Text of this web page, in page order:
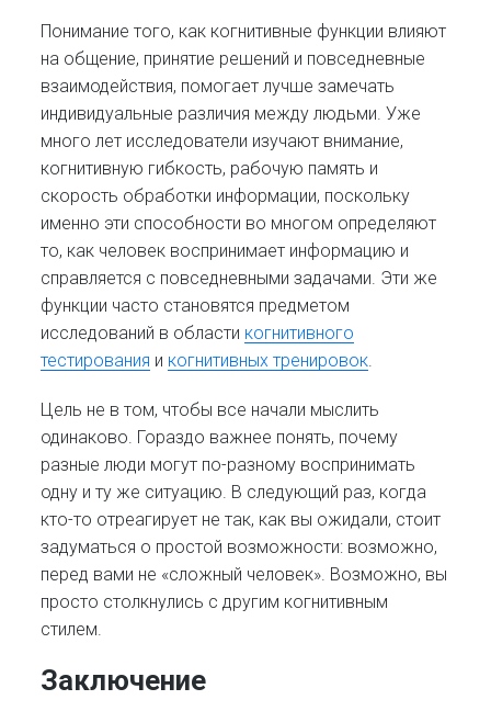
Понимание того, как когнитивные функции влияют
на общение, принятие решений и повседневные
взаимодействия, помогает лучше замечать
индивидуальные различия между людьми. Уже
много лет исследователи изучают внимание,
когнитивную гибкость, рабочую память и
скорость обработки информации, поскольку
именно эти способности во многом определяют
то, как человек воспринимает информацию и
справляется с повседневными задачами. Эти же
функции часто становятся предметом
исследований в области когнитивного
тестирования и когнитивных тренировок.
Цель не в том, чтобы все начали мыслить
одинаково. Гораздо важнее понять, почему
разные люди могут по-разному воспринимать
одну и ту же ситуацию. В следующий раз, когда
кто-то отреагирует не так, как вы ожидали, стоит
задуматься о простой возможности: возможно,
перед вами не «сложный человек». Возможно, вы
просто столкнулись с другим когнитивным
стилем.
Заключение